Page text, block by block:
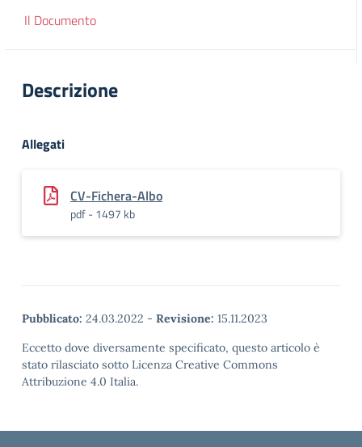
Il Documento
Descrizione
Allegati
CV-Fichera-Albo
pdf - 1497 kb
Pubblicato: 24.03.2022 - Revisione: 15.11.2023
Eccetto dove diversamente specificato, questo articolo è
stato rilasciato sotto Licenza Creative Commons
Attribuzione 4.0 Italia.